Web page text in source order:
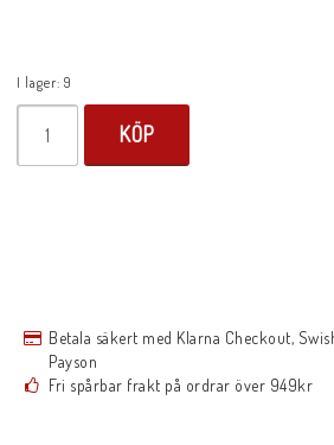
I lager: 9
KÖP
Betala säkert med Klarna Checkout,
Payson
Fri spårbar frakt på ordrar över 949kr